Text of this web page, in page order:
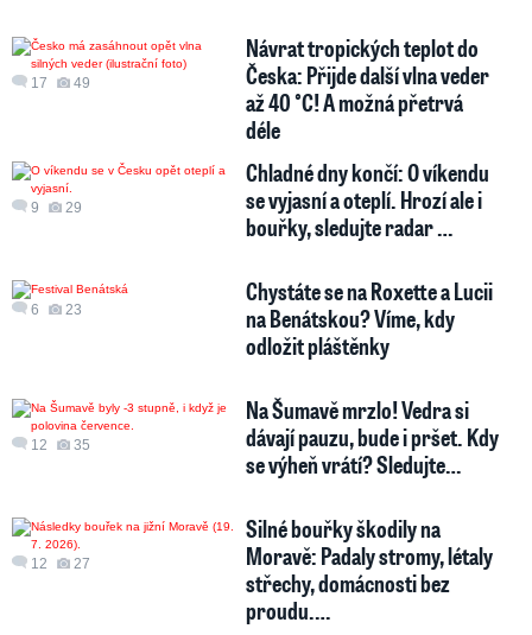
17 49
Návrat tropických teplot do
Česka: Přijde další vlna veder
až 40 °C! A možná přetrvá
déle
9 29
Chladné dny končí: O víkendu
se vyjasní a oteplí. Hrozí ale i
bouřky, sledujte radar …
6 23
Chystáte se na Roxette a Lucii
na Benátskou? Víme, kdy
odložit pláštěnky
12 35
Na Šumavě mrzlo! Vedra si
dávají pauzu, bude i pršet. Kdy
se výheň vrátí? Sledujte…
12 27
Silné bouřky škodily na
Moravě: Padaly stromy, létaly
střechy, domácnosti bez
proudu.…